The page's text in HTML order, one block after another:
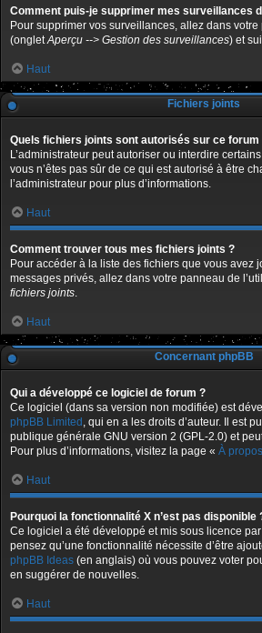
Comment puis-je supprimer mes surveillances
Pour supprimer vos surveillances, allez dans
(ongletAperçu --> Gestion des surveillances) et
Haut
Fichiers joints
Quels fichiers joints sont autorisés sur ce forum
L’administrateur peut autoriser ou interdire
vous n’êtes pas sûr de ce qui est autorisé à être
l’administrateur pour plus d’informations.
Haut
Comment trouver tous mes fichiers joints ?
Pour accéder à la liste des fichiers que vous avez
messages privés, allez dans votre panneau de
fichiers joints.
Haut
Concernant phpBB
Qui a développé ce logiciel de forum ?
Ce logiciel (dans sa version non modifiée) est
phpBB Limited , qui en a les droits d’auteur. Il est
publique générale GNU version 2 (GPL-2.0) et
Pour plus d’informations, visitez la page « À
Haut
Pourquoi la fonctionnalité X n’est pas disponible
Ce logiciel a été développé et mis sous licence
pensez qu’une fonctionnalité nécessite d’être
phpBB Ideas (en anglais) où vous pouvez voter
en suggérer de nouvelles.
Haut